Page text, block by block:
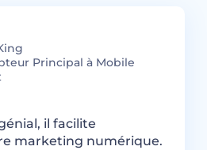
Principal à Mobile
il facilite
marketing numérique.